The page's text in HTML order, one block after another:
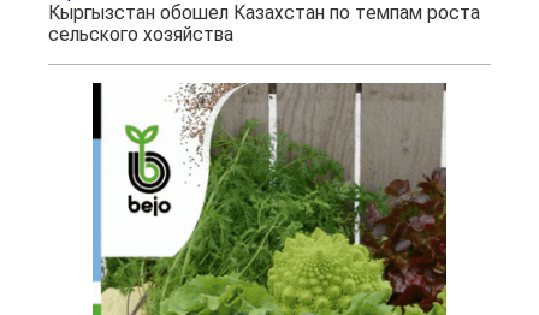
Кыргызстан обошел Казахстан по темпам роста
сельского хозяйства